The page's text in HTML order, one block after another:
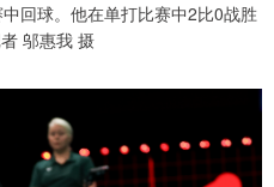
回球。他在单打比赛中2比0战胜
邬惠我 摄